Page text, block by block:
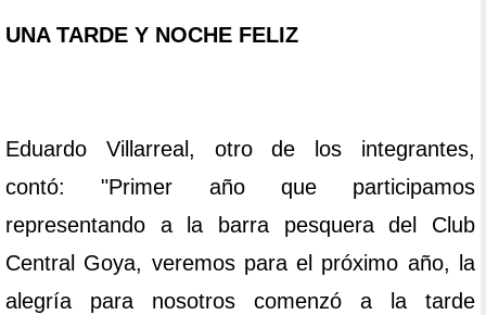
UNA TARDE Y NOCHE FELIZ
Eduardo Villarreal, otro de los integrantes,
contó: "Primer año que participamos
representando a la barra pesquera del Club
Central Goya, veremos para el próximo año, la
alegría para nosotros comenzó a la tarde